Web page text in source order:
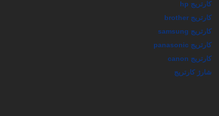
کارتریج hp
کارتریج brother
کارتریج samsung
کارتریج panasonic
کارتریج canon
شارژ کارتریج